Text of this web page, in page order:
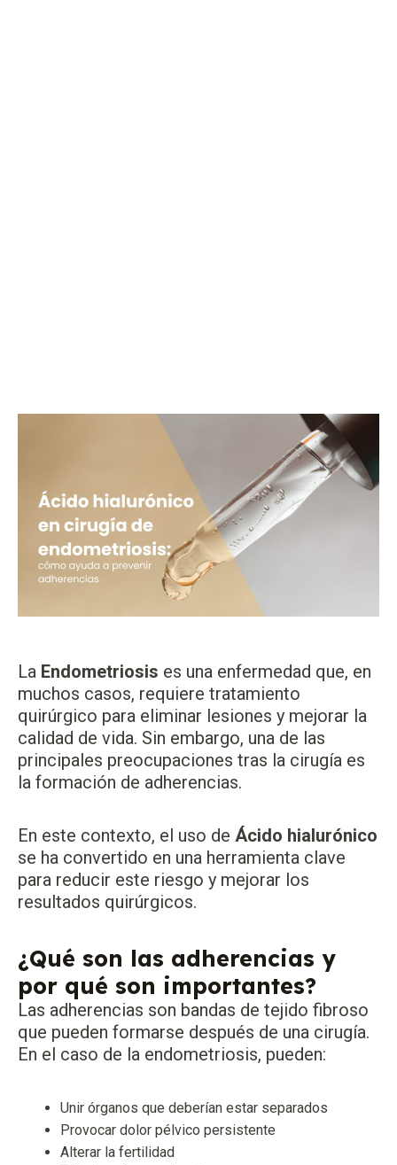
La Endometriosis es una enfermedad que, en
muchos casos, requiere tratamiento
quirúrgico para eliminar lesiones y mejorar la
calidad de vida. Sin embargo, una de las
principales preocupaciones tras la cirugía es
la formación de adherencias.
En este contexto, el uso de Ácido hialurónico
se ha convertido en una herramienta clave
para reducir este riesgo y mejorar los
resultados quirúrgicos.
¿Qué son las adherencias y
por qué son importantes?
Las adherencias son bandas de tejido fibroso
que pueden formarse después de una cirugía.
En el caso de la endometriosis, pueden:
Unir órganos que deberían estar separados
Provocar dolor pélvico persistente
Alterar la fertilidad